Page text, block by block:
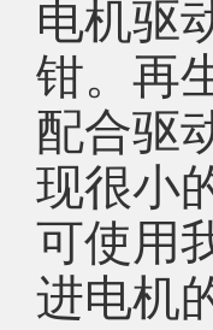
电机驱
钳。再
配合驱
现很小
可使用
进电机